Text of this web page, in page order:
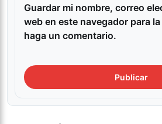
Guardar mi nombre, correo
web en este navegador para
haga un comentario.